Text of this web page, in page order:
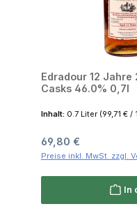
Edradour 12
Casks 46.0% 0,7l
Inhalt: 0.7 Liter (99,71 € /
Regulärer Preis:
69,80 €
Preise inkl. MwSt. zzgl.
In